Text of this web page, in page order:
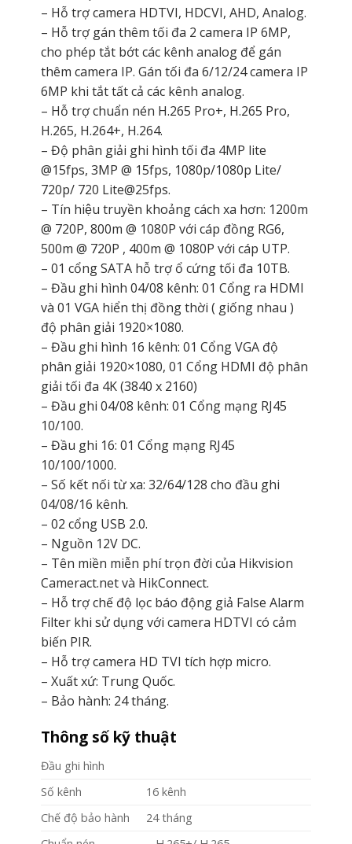
– Hỗ trợ camera HDTVI, HDCVI, AHD, Analog.
– Hỗ trợ gán thêm tối đa 2 camera IP 6MP,
cho phép tắt bớt các kênh analog để gán
thêm camera IP. Gán tối đa 6/12/24 camera IP
6MP khi tắt tất cả các kênh analog.
– Hỗ trợ chuẩn nén H.265 Pro+, H.265 Pro,
H.265, H.264+, H.264.
– Độ phân giải ghi hình tối đa 4MP lite
@15fps, 3MP @ 15fps, 1080p/1080p Lite/
720p/ 720 Lite@25fps.
– Tín hiệu truyền khoảng cách xa hơn: 1200m
@ 720P, 800m @ 1080P với cáp đồng RG6,
500m @ 720P , 400m @ 1080P với cáp UTP.
– 01 cổng SATA hỗ trợ ổ cứng tối đa 10TB.
– Đầu ghi hình 04/08 kênh: 01 Cổng ra HDMI
và 01 VGA hiển thị đồng thời ( giống nhau )
độ phân giải 1920×1080.
– Đầu ghi hình 16 kênh: 01 Cổng VGA độ
phân giải 1920×1080, 01 Cổng HDMI độ phân
giải tối đa 4K (3840 x 2160)
– Đầu ghi 04/08 kênh: 01 Cổng mạng RJ45
10/100.
– Đầu ghi 16: 01 Cổng mạng RJ45
10/100/1000.
– Số kết nối từ xa: 32/64/128 cho đầu ghi
04/08/16 kênh.
– 02 cổng USB 2.0.
– Nguồn 12V DC.
– Tên miền miễn phí trọn đời của Hikvision
Cameract.net và HikConnect.
– Hỗ trợ chế độ lọc báo động giả False Alarm
Filter khi sử dụng với camera HDTVI có cảm
biến PIR.
– Hỗ trợ camera HD TVI tích hợp micro.
– Xuất xứ: Trung Quốc.
– Bảo hành: 24 tháng.
Thông số kỹ thuật
Đầu ghi hình
Số kênh
16 kênh
Chế độ bảo hành
24 tháng